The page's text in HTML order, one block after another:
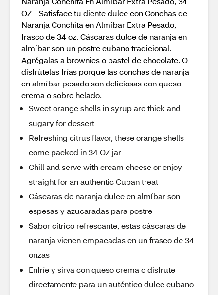
OZ - Satisface tu diente dulce con Conchas de
Naranja Conchita en Almíbar Extra Pesado,
frasco de 34 oz. Cáscaras dulce de naranja en
almíbar son un postre cubano tradicional.
Agrégalas a brownies o pastel de chocolate. O
disfrútelas frías porque las conchas de naranja
en almíbar pesado son deliciosas con queso
crema o sobre helado.
Sweet orange shells in syrup are thick and
sugary for dessert
Refreshing citrus flavor, these orange shells
come packed in 34 OZ jar
Chill and serve with cream cheese or enjoy
straight for an authentic Cuban treat
Cáscaras de naranja dulce en almíbar son
espesas y azucaradas para postre
Sabor cítrico refrescante, estas cáscaras de
naranja vienen empacadas en un frasco de 34
onzas
Enfríe y sirva con queso crema o disfrute
directamente para un auténtico dulce cubano